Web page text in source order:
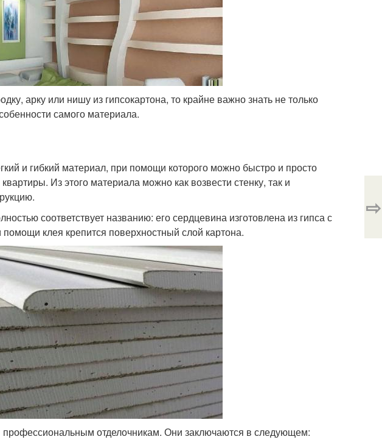
арку или нишу из гипсокартона, то крайне важно знать не только
самого материала.
и гибкий материал, при помощи которого можно быстро и просто
Из этого материала можно как возвести стенку, так и
соответствует названию: его сердцевина изготовлена из гипса с
клея крепится поверхностный слой картона.
отделочникам. Они заключаются в следующем:
⇨